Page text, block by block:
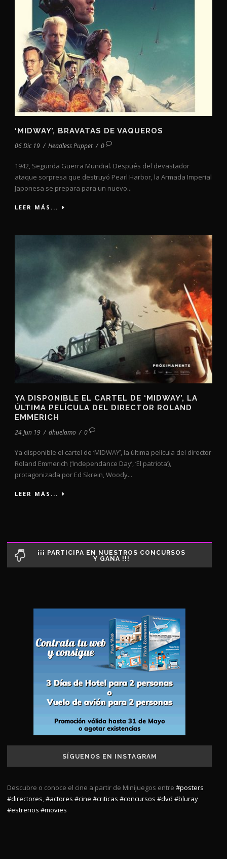
‘MIDWAY’, BRAVATAS DE VAQUEROS
06 Dic 19 / Headless Puppet / 0
1942, Segunda Guerra Mundial. Después del devastador
ataque sorpresa que destruyó Pearl Harbor, la Armada Imperial
Japonesa se prepara para un nuevo...
LEER MÁS...
YA DISPONIBLE EL CARTEL DE ‘MIDWAY’, LA
ÚLTIMA PELÍCULA DEL DIRECTOR ROLAND
EMMERICH
24 Jun 19 / dhuelamo / 0
Ya disponible el cartel de ‘MIDWAY’, la última película del director
Roland Emmerich (‘Independance Day’, ‘El patriota’),
protagonizada por Ed Skrein, Woody...
LEER MÁS...
¡¡¡ PARTICIPA EN NUESTROS CONCURSOS
Y GANA !!!
SÍGUENOS EN INSTAGRAM
Descubre o conoce el cine a partir de Minijuegos entre #posters
#directores,#actores #cine #criticas #concursos #dvd #bluray
#estrenos #movies